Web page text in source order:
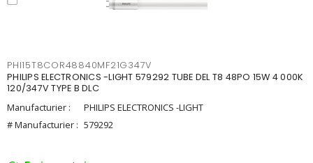
PHI15T8COR48840MF21G347V
PHILIPS ELECTRONICS -LIGHT 579292 TUBE DEL T8 48PO 15W 4 000K
120/347V TYPE B DLC
Manufacturier :
PHILIPS ELECTRONICS -LIGHT
# Manufacturier : 579292